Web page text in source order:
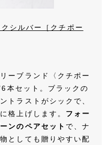
シルバー［クチポー
ーブランド〈クチポー
本セット。ブラックの
トラストがシックで、
格上げします。 フォー
ンのペアセット で、ナ
としても贈りやすい配